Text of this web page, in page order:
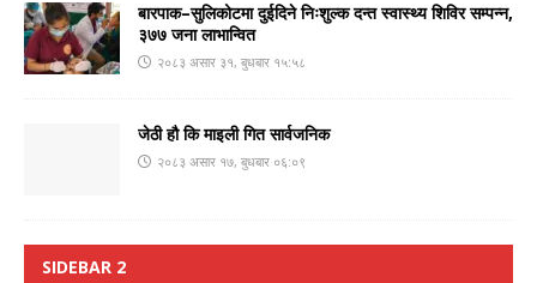
बारपाक–सुलिकोटमा दुईदिने निःशुल्क दन्त स्वास्थ्य शिविर सम्पन्न,
३७७ जना लाभान्वित
२०८३ असार ३१, बुधबार १५:५८
जेठी हौ कि माइली गित सार्वजनिक
२०८३ असार १७, बुधबार ०६:०९
SIDEBAR 2